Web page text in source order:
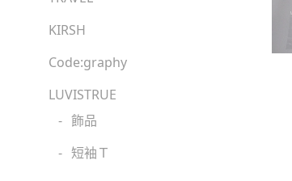
KIRSH
Code:graphy
LUVISTRUE
- 飾品
- 短袖Ｔ